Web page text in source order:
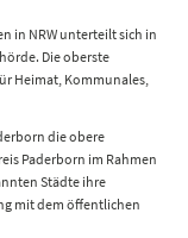
in NRW unterteilt sich in
Die oberste
Heimat, Kommunales,
die obere
Paderborn im Rahmen
Städte ihre
mit dem öffentlichen